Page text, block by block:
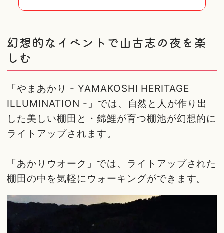
幻想的なイベントで山古志の夜を楽
しむ
「やまあかり - YAMAKOSHI HERITAGE
ILLUMINATION -」では、自然と人が作り出
した美しい棚田と・錦鯉が育つ棚池が幻想的に
ライトアップされます。
「あかりウオーク」では、ライトアップされた
棚田の中を気軽にウォーキングができます。